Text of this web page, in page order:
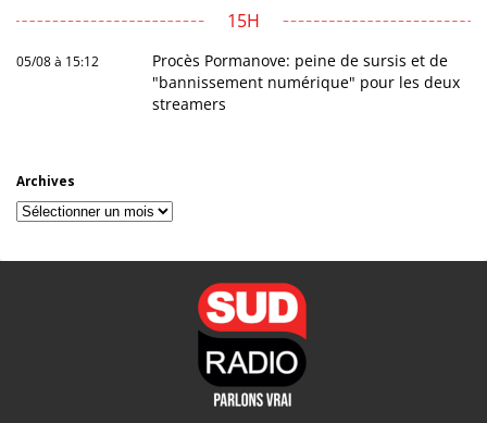
15H
05/08 à 15:12
Procès Pormanove: peine de sursis et de
"bannissement numérique" pour les deux
streamers
Archives
Archives